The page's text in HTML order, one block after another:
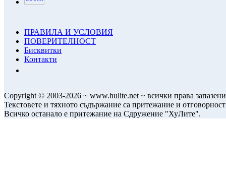
ПРАВИЛА И УСЛОВИЯ
ПОВЕРИТЕЛНОСТ
Бисквитки
Контакти
Copyright © 2003-2026 ~ www.hulite.net ~ всички права
Текстовете и тяхното съдържание са притежание и
Всичко останало е притежание на Сдружение "ХуЛите".